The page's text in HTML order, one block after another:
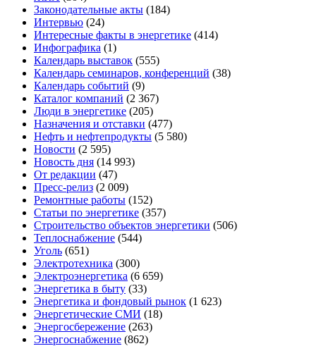
Законодательные акты (184)
Интервью (24)
Интересные факты в энергетике (414)
Инфографика (1)
Календарь выставок (555)
Календарь семинаров, конференций (38)
Календарь событий (9)
Каталог компаний (2 367)
Люди в энергетике (205)
Назначения и отставки (477)
Нефть и нефтепродукты (5 580)
Новости (2 595)
Новость дня (14 993)
От редакции (47)
Пресс-релиз (2 009)
Ремонтные работы (152)
Статьи по энергетике (357)
Строительство объектов энергетики (506)
Теплоснабжение (544)
Уголь (651)
Электротехника (300)
Электроэнергетика (6 659)
Энергетика в быту (33)
Энергетика и фондовый рынок (1 623)
Энергетические СМИ (18)
Энергосбережение (263)
Энергоснабжение (862)